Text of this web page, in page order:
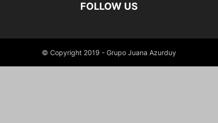
FOLLOW US
© Copyright 2019 - Grupo Juana Azurduy